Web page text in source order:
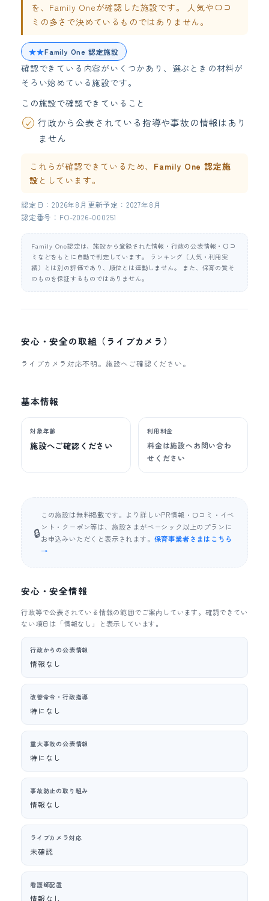
を、Family Oneが確認した施設です。 人気や口コ
ミの多さで決めているものではありません。
★★Family One 認定施設
確認できている内容がいくつかあり、選ぶときの材料が
そろい始めている施設です。
この施設で確認できていること
行政から公表されている指導や事故の情報はあり
ません
これらが確認できているため、 Family One 認定施
設 としています。
認定日：2026年8月 更新予定：2027年8月
認定番号：FO-2026-000251
Family One認定は、施設から登録された情報・行政の公表情報・口コ
ミなどをもとに自動で判定しています。 ランキング（人気・利用実
績）とは別の評価であり、順位とは連動しません。 また、保育の質そ
のものを保証するものではありません。
安心・安全の取組（ライブカメラ）
ライブカメラ対応不明。施設へご確認ください。
基本情報
対象年齢
施設へご確認ください
利用料金
料金は施設へお問い合わ
せください
🔒
この施設は無料掲載です。より詳しいPR情報・口コミ・イベ
ント・クーポン等は、施設さまがベーシック以上のプランに
お申込みいただくと表示されます。 保育事業者さまはこちら
→
安心・安全情報
行政等で公表されている情報の範囲でご案内しています。確認できてい
ない項目は「情報なし」と表示しています。
行政からの公表情報
情報なし
改善命令・行政指導
特になし
重大事故の公表情報
特になし
事故防止の取り組み
情報なし
ライブカメラ対応
未確認
看護師配置
情報なし